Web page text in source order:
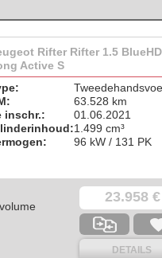
Rifter Rifter 1.5
Active S
63.528 km
inschr.:
01.06.2021
1.499 cm³
96 kW / 131 PK
23.958 €
DETAILS